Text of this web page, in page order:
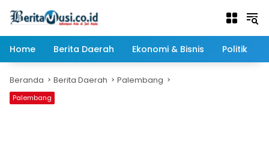
Home
Berita Daerah Ekonomi & Bisnis Politik
Beranda Berita Daerah Palembang
Palembang